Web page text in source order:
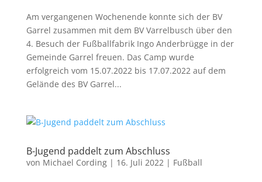
Am vergangenen Wochenende konnte sich der BV
Garrel zusammen mit dem BV Varrelbusch über den
4. Besuch der Fußballfabrik Ingo Anderbrügge in der
Gemeinde Garrel freuen. Das Camp wurde
erfolgreich vom 15.07.2022 bis 17.07.2022 auf dem
Gelände des BV Garrel...
B-Jugend paddelt zum Abschluss
von Michael Cording| 16. Juli 2022| Fußball